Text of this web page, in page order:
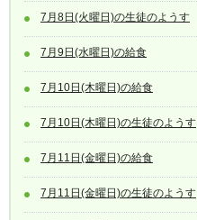
7月8日(火曜日)の生徒のようす
7月9日(水曜日)の給食
7月10日(木曜日)の給食
7月10日(木曜日)の生徒のようす
7月11日(金曜日)の給食
7月11日(金曜日)の生徒のようす